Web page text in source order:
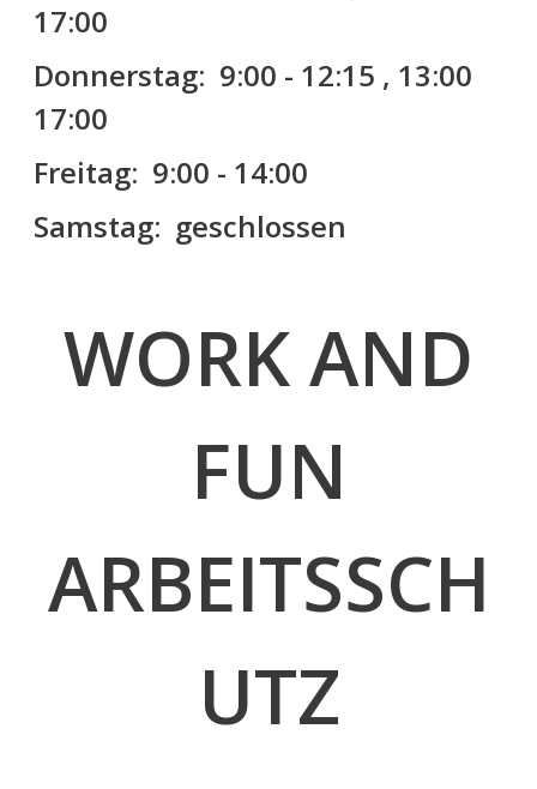
17:00
Donnerstag: 9:00 - 12:15 , 13:00
17:00
Freitag: 9:00 - 14:00
Samstag: geschlossen
WORK AND
FUN
ARBEITSSCH
UTZ